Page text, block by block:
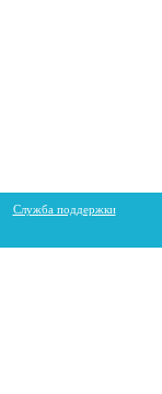
Служба поддержки